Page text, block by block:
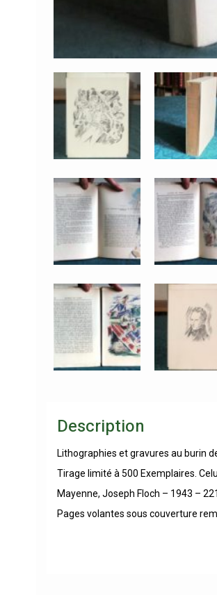
Description
Lithographies et gravures au burin
Tirage limité à 500 Exemplaires.
Mayenne, Joseph Floch – 1943 –
Pages volantes sous couverture